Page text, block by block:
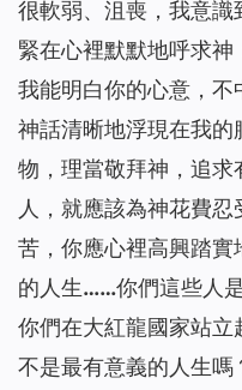
很軟弱、沮喪，我意
緊在心裡默默地呼求
我能明白你的心意，
神話清晰地浮現在我的
物，理當敬拜神，追
人，就應該為神花費
苦，你應心裡高興踏
的人生……你們這些人
你們在大紅龍國家站
不是最有意義的人生嗎